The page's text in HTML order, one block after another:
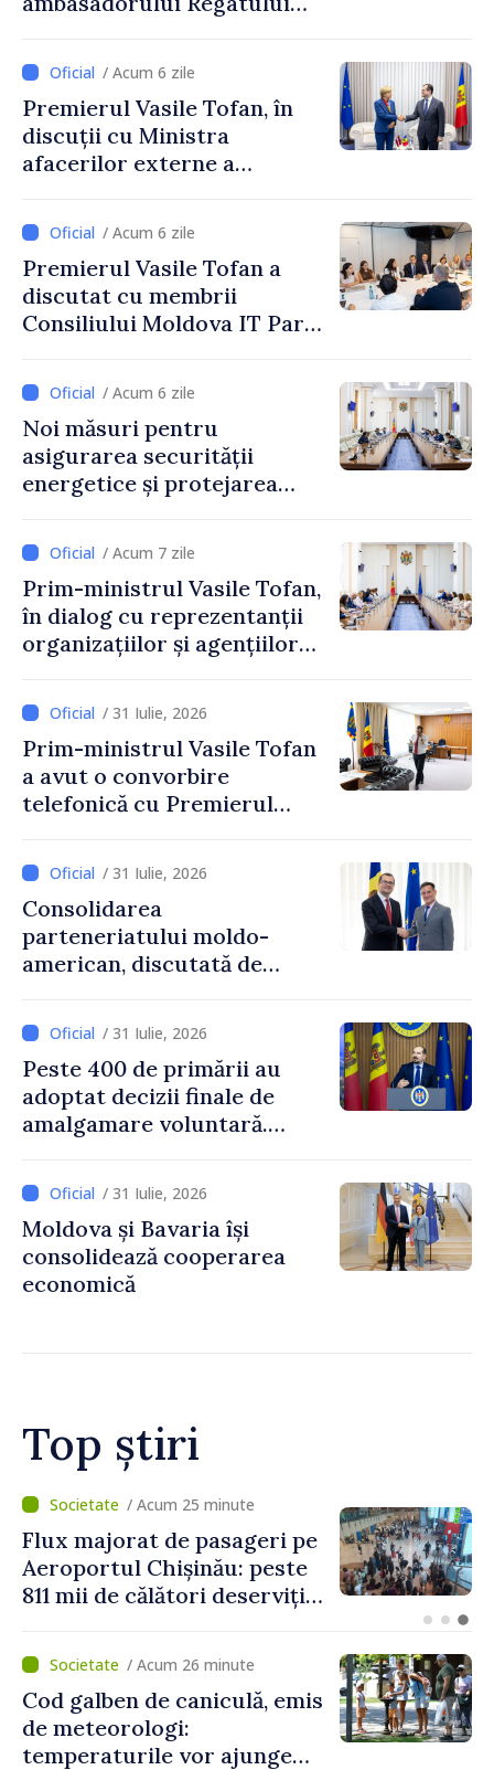
încheierea mandatului
/ Acum 6 zile
Premierul Vasile Tofan, în
discuții cu Ministra
afacerilor externe a
/ Acum 6 zile
Premierul Vasile Tofan a
discutat cu membrii
Consiliului Moldova IT Park:
industriei IT”
/ Acum 6 zile
Noi măsuri pentru
asigurarea securității
energetice și protejarea
de CNMC
/ Acum 7 zile
Prim-ministrul Vasile Tofan,
în dialog cu reprezentanții
organizațiilor și agențiilor
Moldova
/ 31 Iulie, 2026
Prim-ministrul Vasile Tofan
a avut o convorbire
telefonică cu Premierul
/ 31 Iulie, 2026
Consolidarea
parteneriatului moldo-
american, discutată de
și însărcinatul cu afaceri al
SUA, Nick Pietrowicz
/ 31 Iulie, 2026
Peste 400 de primării au
adoptat decizii finale de
amalgamare voluntară.
Guvernului, Alexei Buzu:
„85,5% dintre primării au
inițiat procesul. Le
mulțumim aleșilor locali
pentru că au pus pe primul
/ 31 Iulie, 2026
Moldova și Bavaria își
consolidează cooperarea
economică
Top știri
/ Acum 11 minute
Nivelul apei în lacul
Novodnestrovsk continuă să
scadă. Comisia Nistreană va
/ Acum 26 minute
Cod galben de caniculă, emis
de meteorologi:
temperaturile vor ajunge